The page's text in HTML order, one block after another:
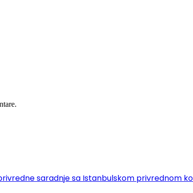
saradnje sa Istanbulskom privrednom